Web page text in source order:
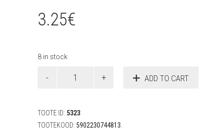
3.25€
8 in stock
"Ahoi"
ADD TO CART
TOOTE ID: 5323
TOOTEKOOD: 5902230744813